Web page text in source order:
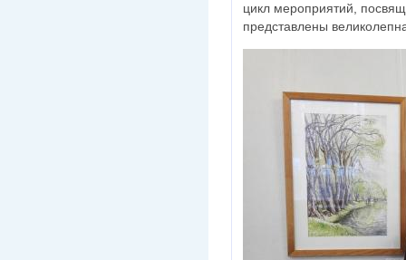
цикл мероприятий,
представлены